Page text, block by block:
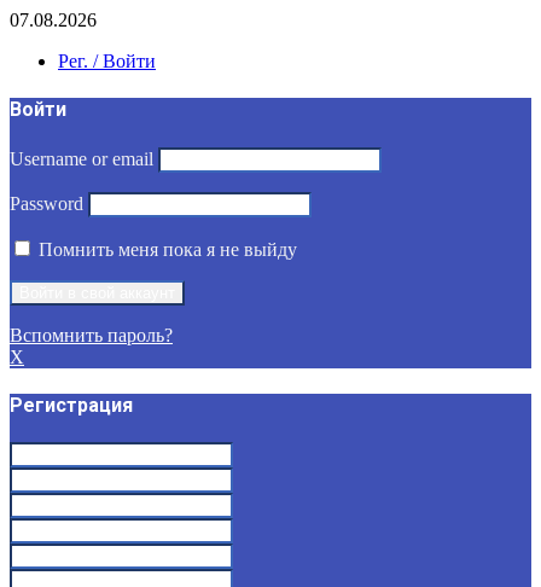
07.08.2026
Рег. / Войти
Войти
Username or email
Password
Помнить меня пока я не выйду
Вспомнить пароль?
X
Регистрация